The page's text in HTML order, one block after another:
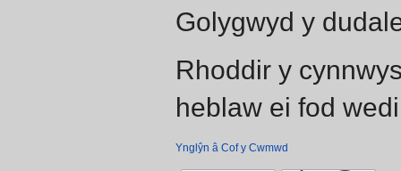
Golygwyd y
Rhoddir y
heblaw ei fod
Ynglŷn â Cof y Cwmwd